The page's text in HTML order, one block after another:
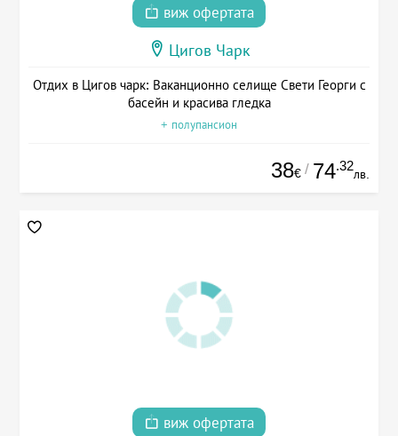
виж офертата
Цигов Чарк
Отдих в Цигов чарк: Ваканционно селище Свети Георги с
басейн и красива гледка
+ полупансион
38€ / 74.32
лв.
виж офертата